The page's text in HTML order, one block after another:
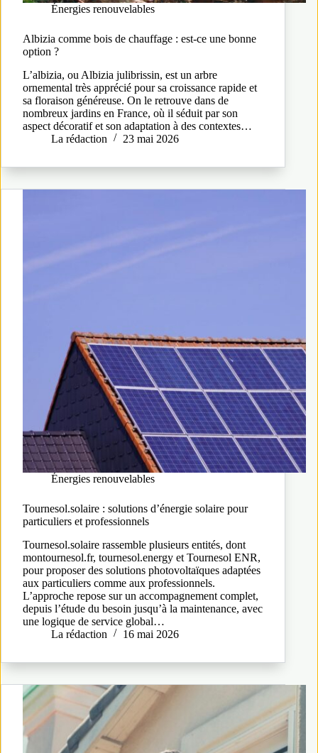
Énergies renouvelables
Albizia comme bois de chauffage : est-ce une bonne
option ?
L’albizia, ou Albizia julibrissin, est un arbre
ornemental très apprécié pour sa croissance rapide et
sa floraison généreuse. On le retrouve dans de
nombreux jardins en France, où il séduit par son
aspect décoratif et son adaptation à des contextes…
La rédaction
23 mai 2026
Énergies renouvelables
Tournesol.solaire : solutions d’énergie solaire pour
particuliers et professionnels
Tournesol.solaire rassemble plusieurs entités, dont
montournesol.fr, tournesol.energy et Tournesol ENR,
pour proposer des solutions photovoltaïques adaptées
aux particuliers comme aux professionnels.
L’approche repose sur un accompagnement complet,
depuis l’étude du besoin jusqu’à la maintenance, avec
une logique de service global…
La rédaction
16 mai 2026